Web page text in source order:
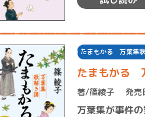
たまもかる 万葉集
たまもかる
著/篠綾子 発
万葉集が事件